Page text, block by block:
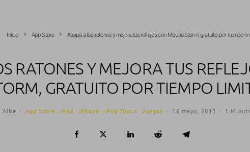
Inicio App Store Atrapa a los ratones y mejora tus reflejos con Mouse Storm, gratuito por tiempo
RATONES Y MEJORA TUS
GRATUITO POR TIEMPO
Alba · App Store iPad iPhone iPod Touch Juegos · 16 mayo, 2013 · 1